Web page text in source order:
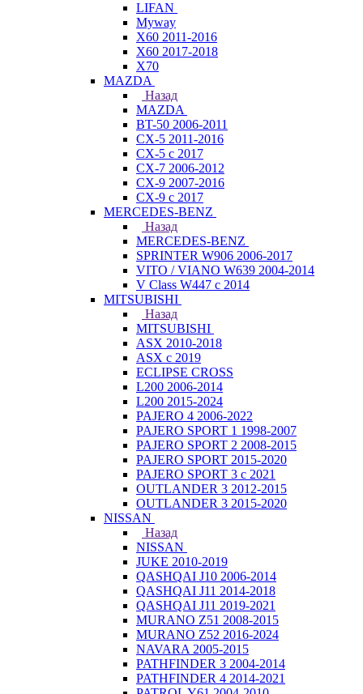
LIFAN
Myway
X60 2011-2016
X60 2017-2018
X70
MAZDA
Назад
MAZDA
BT-50 2006-2011
CX-5 2011-2016
CX-5 с 2017
CX-7 2006-2012
CX-9 2007-2016
CX-9 с 2017
MERCEDES-BENZ
Назад
MERCEDES-BENZ
SPRINTER W906 2006-2017
VITO / VIANO W639 2004-2014
V Class W447 с 2014
MITSUBISHI
Назад
MITSUBISHI
ASX 2010-2018
ASX с 2019
ECLIPSE CROSS
L200 2006-2014
L200 2015-2024
PAJERO 4 2006-2022
PAJERO SPORT 1 1998-2007
PAJERO SPORT 2 2008-2015
PAJERO SPORT 2015-2020
PAJERO SPORT 3 с 2021
OUTLANDER 3 2012-2015
OUTLANDER 3 2015-2020
NISSAN
Назад
NISSAN
JUKE 2010-2019
QASHQAI J10 2006-2014
QASHQAI J11 2014-2018
QASHQAI J11 2019-2021
MURANO Z51 2008-2015
MURANO Z52 2016-2024
NAVARA 2005-2015
PATHFINDER 3 2004-2014
PATHFINDER 4 2014-2021